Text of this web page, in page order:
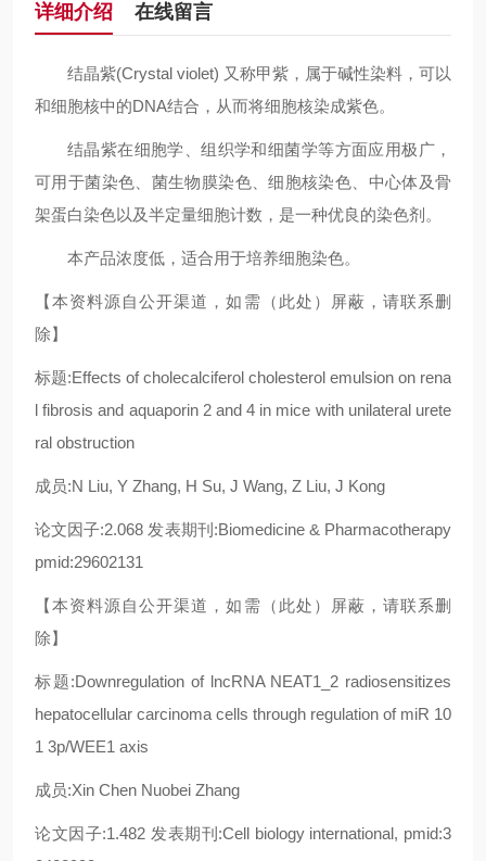
详细介绍 在线留言
结晶紫(Crystal violet) 又称甲紫，属于碱性染料，可以
和细胞核中的DNA结合，从而将细胞核染成紫色。
结晶紫在细胞学、组织学和细菌学等方面应用极广，
可用于菌染色、菌生物膜染色、细胞核染色、中心体及骨
架蛋白染色以及半定量细胞计数，是一种优良的染色剂。
本产品浓度低，适合用于培养细胞染色。
【本资料源自公开渠道，如需（此处）屏蔽，请联系删
除】
标题:Effects of cholecalciferol cholesterol emulsion on rena
l fibrosis and aquaporin 2 and 4 in mice with unilateral urete
ral obstruction
成员:N Liu, Y Zhang, H Su, J Wang, Z Liu, J Kong
论文因子:2.068 发表期刊:Biomedicine & Pharmacotherapy
pmid:29602131
【本资料源自公开渠道，如需（此处）屏蔽，请联系删
除】
标题:Downregulation of lncRNA NEAT1_2 radiosensitizes
hepatocellular carcinoma cells through regulation of miR 10
1 3p/WEE1 axis
成员:Xin Chen Nuobei Zhang
论文因子:1.482 发表期刊:Cell biology international, pmid:3